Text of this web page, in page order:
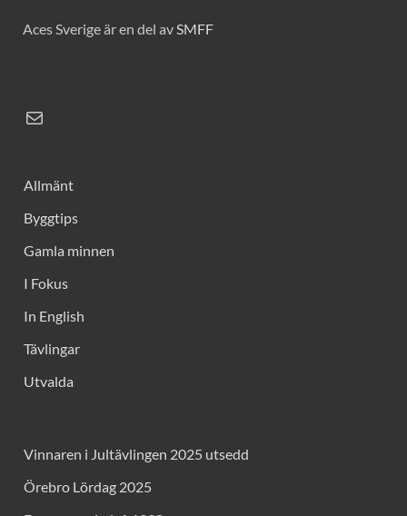
Aces Sverige är en del avSMFF
Allmänt
Byggtips
Gamla minnen
I Fokus
In English
Tävlingar
Utvalda
Vinnaren i Jultävlingen 2025 utsedd
Örebro Lördag 2025